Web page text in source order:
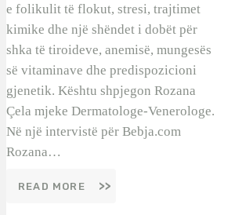
e folikulit të flokut, stresi, trajtimet
kimike dhe një shëndet i dobët për
shka të tiroideve, anemisë, mungesës
së vitaminave dhe predispozicioni
gjenetik. Kështu shpjegon Rozana
Çela mjeke Dermatologe-Venerologe.
Në një intervistë për Bebja.com
Rozana…
READ MORE